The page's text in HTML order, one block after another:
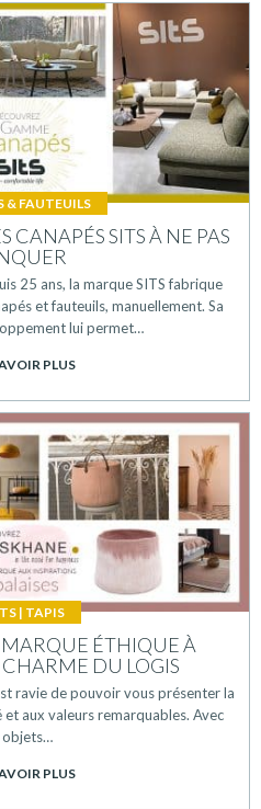
& FAUTEUILS
CANAPÉS SITS À NE PAS
25 ans, la marque SITS fabrique
et fauteuils, manuellement. Sa
lui permet…
PLUS
| TAPIS
ÉTHIQUE À
DU LOGIS
ravie de pouvoir vous présenter la
aux valeurs remarquables. Avec
objets…
PLUS